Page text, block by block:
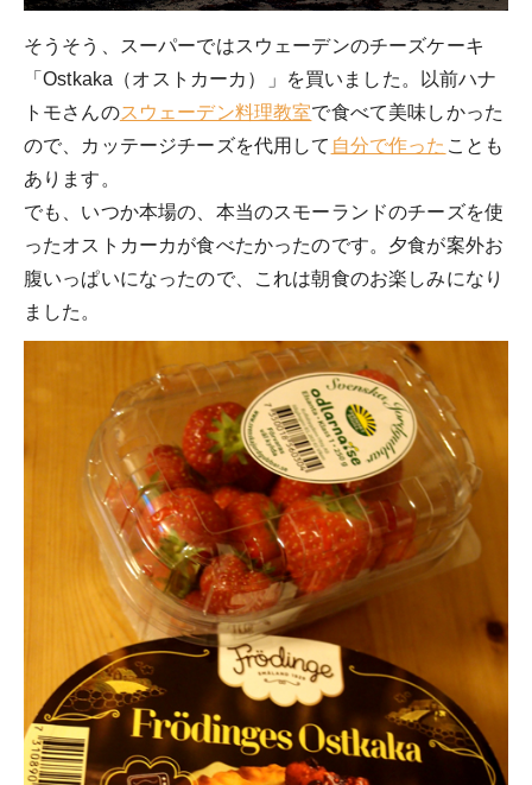
そうそう、スーパーではスウェーデンのチーズケーキ
「Ostkaka（オストカーカ）」を買いました。以前ハナ
トモさんのスウェーデン料理教室で食べて美味しかった
ので、カッテージチーズを代用して 自分で作った ことも
あります。
でも、いつか本場の、本当のスモーランドのチーズを使
ったオストカーカが食べたかったのです。夕食が案外お
腹いっぱいになったので、これは朝食のお楽しみになり
ました。